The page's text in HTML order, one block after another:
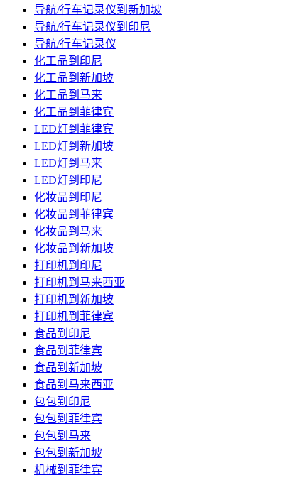
导航/行车记录仪到新加坡
导航/行车记录仪到印尼
导航/行车记录仪
化工品到印尼
化工品到新加坡
化工品到马来
化工品到菲律宾
LED灯到菲律宾
LED灯到新加坡
LED灯到马来
LED灯到印尼
化妆品到印尼
化妆品到菲律宾
化妆品到马来
化妆品到新加坡
打印机到印尼
打印机到马来西亚
打印机到新加坡
打印机到菲律宾
食品到印尼
食品到菲律宾
食品到新加坡
食品到马来西亚
包包到印尼
包包到菲律宾
包包到马来
包包到新加坡
机械到菲律宾